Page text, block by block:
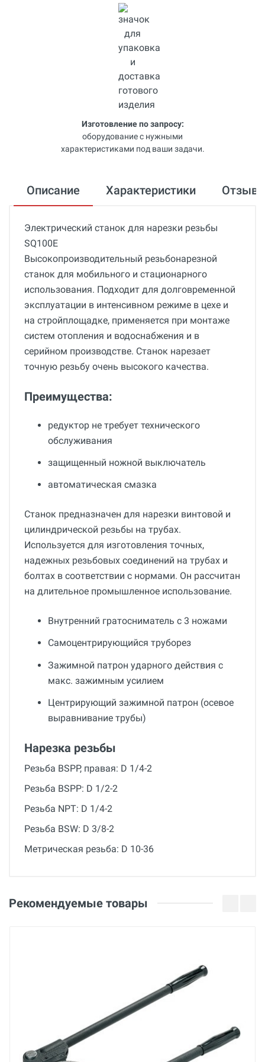
Изготовление по запросу:
оборудование с нужными
характеристиками под ваши задачи.
Описание Характеристики
Электрический станок для нарезки резьбы
SQ100E
Высокопроизводительный резьбонарезной
станок для мобильного и стационарного
использования. Подходит для долговременной
эксплуатации в интенсивном режиме в цехе и
на стройплощадке, применяется при монтаже
систем отопления и водоснабжения и в
серийном производстве. Станок нарезает
точную резьбу очень высокого качества.
Преимущества:
редуктор не требует технического
обслуживания
защищенный ножной выключатель
автоматическая смазка
Станок предназначен для нарезки винтовой и
цилиндрической резьбы на трубах.
Используется для изготовления точных,
надежных резьбовых соединений на трубах и
болтах в соответствии с нормами. Он рассчитан
на длительное промышленное использование.
Внутренний гратосниматель с 3 ножами
Самоцентрирующийся труборез
Зажимной патрон ударного действия с
макс. зажимным усилием
Центрирующий зажимной патрон (осевое
выравнивание трубы)
Нарезка резьбы
Резьба BSPP, правая: D 1/4-2
Резьба BSPP: D 1/2-2
Резьба NPT: D 1/4-2
Резьба BSW: D 3/8-2
Метрическая резьба: D 10-36
12 месяцев
Оценка
Ваше сообщение
Рекомендуемые товары